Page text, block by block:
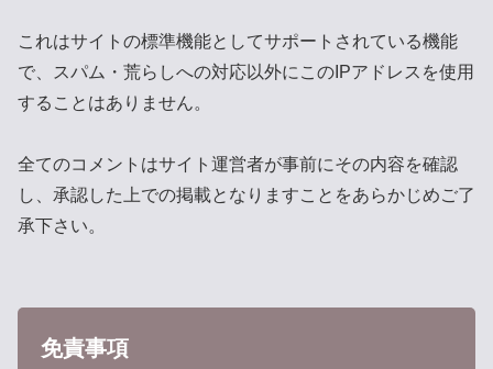
これはサイトの標準機能としてサポートされている機能
で、スパム・荒らしへの対応以外にこのIPアドレスを使用
することはありません。
全てのコメントはサイト運営者が事前にその内容を確認
し、承認した上での掲載となりますことをあらかじめご了
承下さい。
免責事項